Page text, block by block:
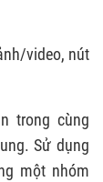
video, nút
trong cùng
Sử dụng
một nhóm